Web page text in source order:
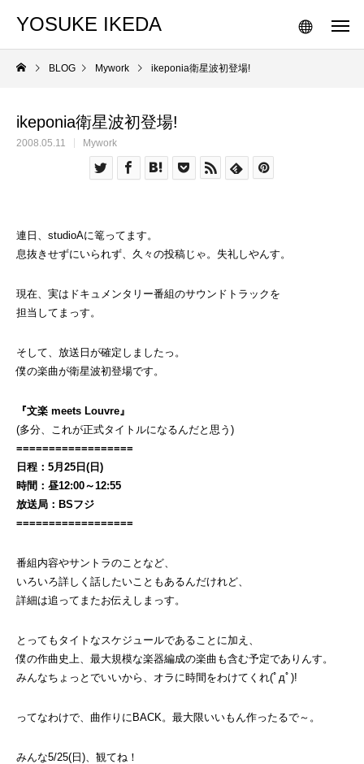
YOSUKE IKEDA
BLOG Mywork ikeponia衛星波初登場!
ikeponia衛星波初登場!
2008.05.11 Mywork
連日、studioAに篭ってます。
息抜きせずにいられず、久々の投稿じゃ。失礼しやんす。
現在、実はドキュメンタリー番組のサウンドトラックを
担当してまっす。
そして、放送日が確定しましたっ。
僕の楽曲が衛星波初登場です。
『文楽 meets Louvre』
(多分、これが正式タイトルになるんだと思う)
==================
日程：5月25日(日)
時間：昼12:00～12:55
放送局：BSフジ
==================
番組内容やサントラのことなど、
いろいろ詳しく話したいこともあるんだけれど、
詳細は追ってまたお伝えしまっす。
とってもタイトなスケジュールであることに加え、
僕の作曲史上、最大規模な楽器編成の楽曲も含む予定でありんす。
みんなちょっとでいいから、オラに時間をわけてくれ(ﾟдﾟ)!
ってなわけで、曲作りにBACK。最大限いいもん作ったるで～。
みんな5/25(日)、観てね！